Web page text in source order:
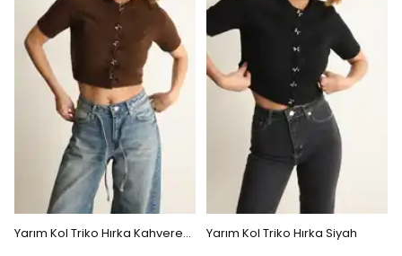
Yarım Kol Triko Hırka Kahverengi Yarım Kol Triko Hırka Siyah